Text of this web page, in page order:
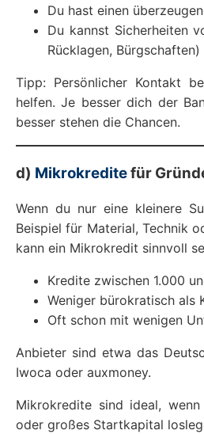
Du hast einen
Du kannst Sicherheiten
Rücklagen, Bürgschaften)
Tipp: Persönlicher Kontakt
helfen. Je besser dich der
besser stehen die Chancen.
d) Mikrokreditefür
Wenn du nur eine kleinere
Beispiel für Material, Technik
kann ein Mikrokredit sinnvoll
Kredite zwischen 1.000
Weniger bürokratisch als
Oft schon mit wenigen
Anbieter sind etwa das
Iwoca oder auxmoney.
Mikrokredite sind ideal,
oder großes Startkapital